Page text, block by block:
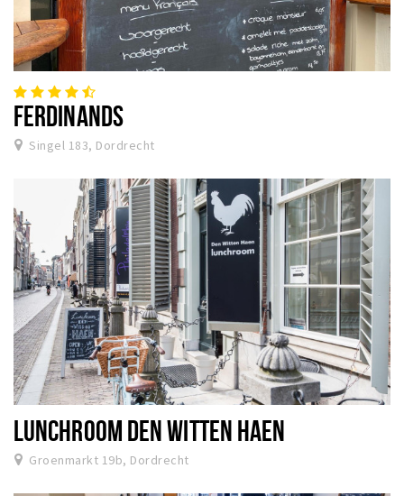
FERDINANDS
Singel 183, Dordrecht
LUNCHROOM DEN WITTEN HAEN
Groenmarkt 19b, Dordrecht